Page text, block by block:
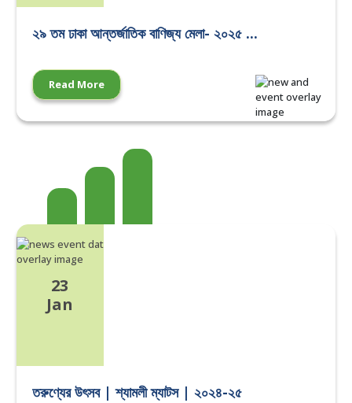
২৯ তম ঢাকা আন্তর্জাতিক বাণিজ্য মেলা- ২০২৫ ...
Read More
23
Jan
তরুণ্যের উৎসব | শ্যামলী ম্যাটস | ২০২৪-২৫